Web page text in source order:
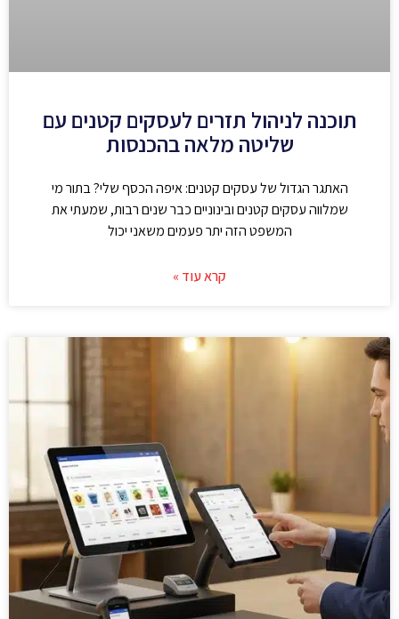
תוכנה לניהול תזרים לעסקים קטנים עם
שליטה מלאה בהכנסות
האתגר הגדול של עסקים קטנים: איפה הכסף שלי? בתור מי
שמלווה עסקים קטנים ובינוניים כבר שנים רבות, שמעתי את
המשפט הזה יתר פעמים משאני יכול
קרא עוד »